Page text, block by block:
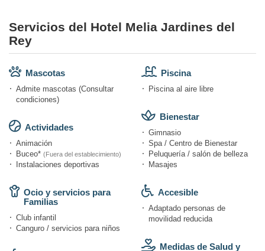
Servicios del Hotel Melia Jardines del
Rey
Mascotas
Admite mascotas (Consultar
condiciones)
Actividades
Animación
Buceo* (Fuera del establecimiento)
Instalaciones deportivas
Ocio y servicios para
Familias
Club infantil
Canguro / servicios para niños
Piscina
Piscina al aire libre
Bienestar
Gimnasio
Spa / Centro de Bienestar
Peluquería / salón de belleza
Masajes
Accesible
Adaptado personas de
movilidad reducida
Medidas de Salud y